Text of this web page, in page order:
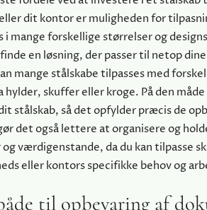
dit kontor er muligheden for
i mange forskellige størrelser og
en løsning, der passer til netop
mange stålskabe tilpasses med
hylder, skuffer eller kroge. På den måde
stålskab, så det opfylder præcis de
det også lettere at organisere og
værdigenstande, da du kan tilpasse
eller kontors specifikke behov og
til opbevaring af